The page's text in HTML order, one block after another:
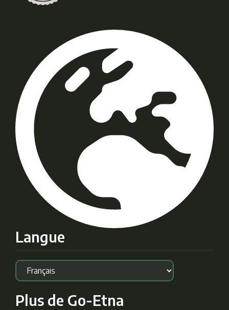
Langue
Plus de Go-Etna